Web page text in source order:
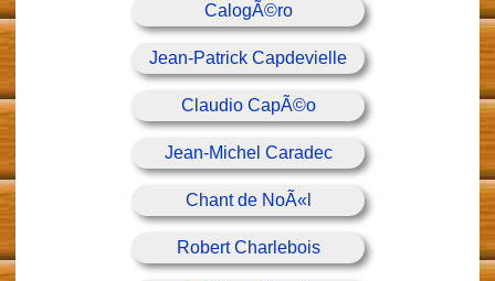
CalogÃ©ro
Jean-Patrick Capdevielle
Claudio CapÃ©o
Jean-Michel Caradec
Chant de NoÃ«l
Robert Charlebois